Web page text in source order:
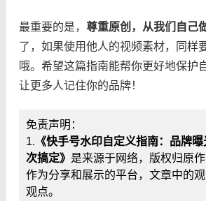
最重要的是，​ 尊重原创，从我们自己
了，如果使用他人的视频素材，同样
哦。希望这篇指南能帮你更好地保护
让更多人记住你的品牌！
免责声明：
1. 《快手号水印自定义指南：品牌
次搞定》 是来源于网络，版权归原
作为分享和展示的平台，文章中的
观点。